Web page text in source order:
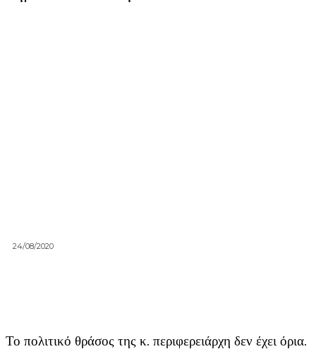
24/08/2020
Το πολιτικό θράσος της κ. περιφερειάρχη δεν έχει όρια.